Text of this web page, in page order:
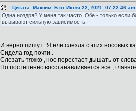
Цитата: Максим_Б от Июля 22, 2021, 07:22:46 am
Одна ноздря? У меня так часто. Обе - только
вызывают сильную зависимость.
И верно пишут . Я еле слезла с этих носовых
Сидела год почти .
Слезать тяжко , нос перестает дышать от
Но постепенно восстанавливается все ,